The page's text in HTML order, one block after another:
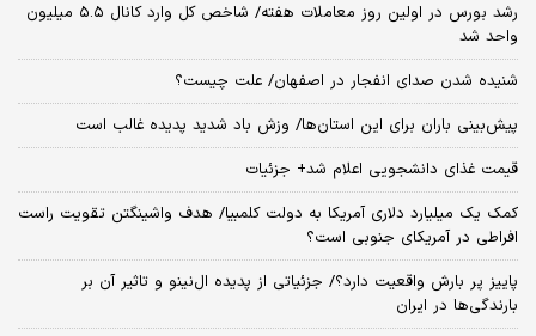
رشد بورس در اولین روز معاملات هفته/ شاخص کل وارد کانال ۵.۵ میلیون
واحد شد
شنیده شدن صدای انفجار در اصفهان/ علت چیست؟
پیش‌بینی باران برای این استان‌ها/ وزش باد شدید پدیده غالب است
قیمت غذای دانشجویی اعلام شد+ جزئیات
کمک یک میلیارد دلاری آمریکا به دولت کلمبیا/ هدف واشینگتن تقویت راست
افراطی در آمریکای جنوبی است؟
پاییز پر بارش واقعیت دارد؟/ جزئیاتی از پدیده ال‌نینو و تاثیر آن بر
بارندگی‌ها در ایران